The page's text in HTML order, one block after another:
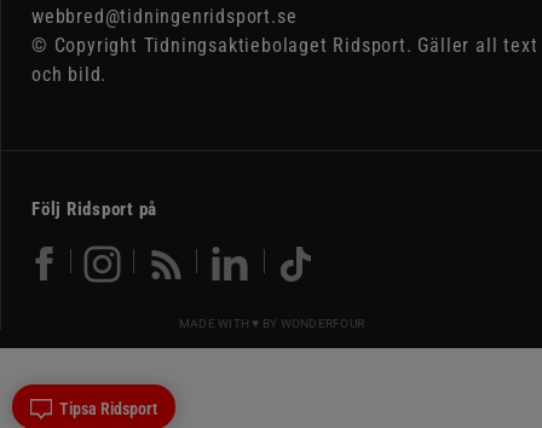
Tipsa Ridsport
webbred@tidningenridsport.se
© Copyright Tidningsaktiebolaget Ridsport. Gäller all text
och bild.
Följ Ridsport på
MADE WITH ♥ BY WONDERFOUR